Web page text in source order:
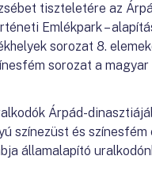
tiszteletére az
Emlékpark –
sorozat 8.
sorozat a
Árpád-
színezüst és színesfém
államalapító